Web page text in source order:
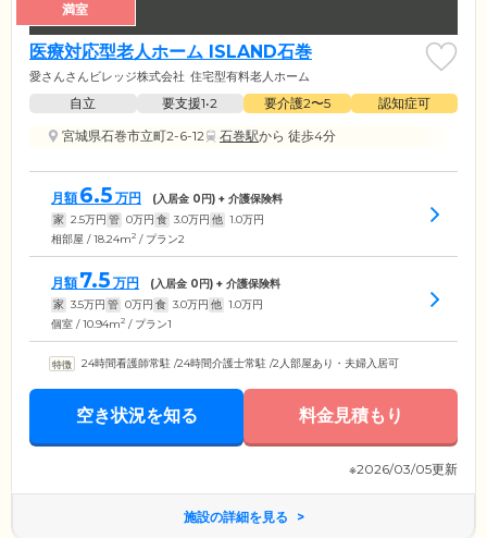
満室
医療対応型老人ホーム ISLAND石巻
愛さんさんビレッジ株式会社 住宅型有料老人ホーム
自立 要支援1•2 要介護2〜5
認知症可
宮城県石巻市立町2-6-12
石巻駅から 徒歩4分
月額 6.5 万円 (入居金 0円) + 介護保険料
家 2.5万円 管 0万円 食 3.0万円 他 1.0万円
相部屋 / 18.24m2 / プラン2
月額 7.5 万円 (入居金 0円) + 介護保険料
家 3.5万円 管 0万円 食 3.0万円 他 1.0万円
個室 / 10.94m2 / プラン1
24時間看護師常駐 /24時間介護士常駐 /2人部屋あり・夫婦入居可
空き状況を知る 料金見積もり
※2026/03/05更新
施設の詳細を見る